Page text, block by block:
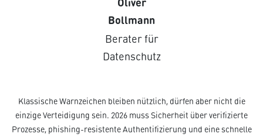
Bollmann
Berater für
Datenschutz
Klassische Warnzeichen bleiben nützlich, dürfen aber nicht die
einzige Verteidigung sein. 2026 muss Sicherheit über verifizierte
Prozesse, phishing-resistente Authentifizierung und eine schnelle